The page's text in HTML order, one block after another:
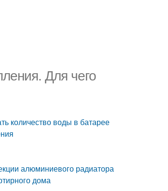
Для чего
количество воды в батарее
алюминиевого радиатора
дома